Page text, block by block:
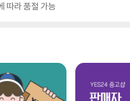
따라 품절 가능